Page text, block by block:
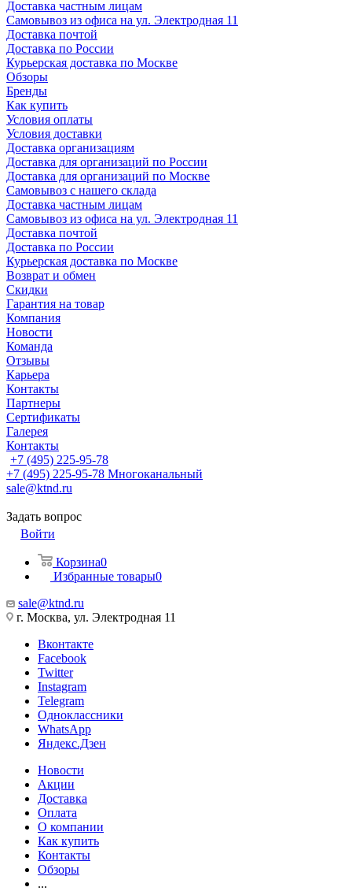
Доставка частным лицам
Самовывоз из офиса на ул. Электродная 11
Доставка почтой
Доставка по России
Курьерская доставка по Москве
Обзоры
Бренды
Как купить
Условия оплаты
Условия доставки
Доставка организациям
Доставка для организаций по России
Доставка для организаций по Москве
Самовывоз с нашего склада
Доставка частным лицам
Самовывоз из офиса на ул. Электродная 11
Доставка почтой
Доставка по России
Курьерская доставка по Москве
Возврат и обмен
Скидки
Гарантия на товар
Компания
Новости
Команда
Отзывы
Карьера
Контакты
Партнеры
Сертификаты
Галерея
Контакты
+7 (495) 225-95-78
+7 (495) 225-95-78 Многоканальный
sale@ktnd.ru
Задать вопрос
Войти
Корзина0
Избранные товары0
sale@ktnd.ru
г. Москва, ул. Электродная 11
Вконтакте
Facebook
Twitter
Instagram
Telegram
Одноклассники
WhatsApp
Яндекс.Дзен
Новости
Акции
Доставка
Оплата
О компании
Как купить
Контакты
Обзоры
...